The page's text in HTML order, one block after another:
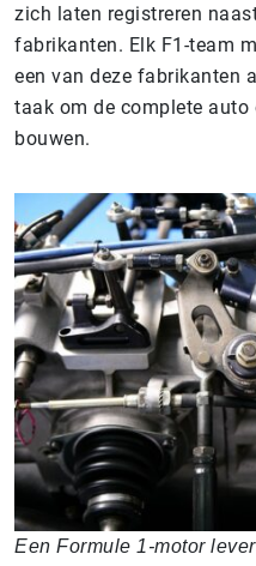
zich laten registreren
fabrikanten. Elk F1-team
een van deze fabrikanten
taak om de complete auto
bouwen.
Een Formule 1-motor